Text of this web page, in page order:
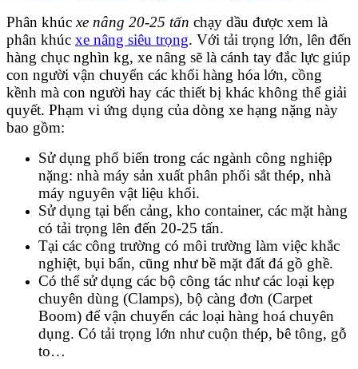
Phân khúc xe nâng 20-25 tấn chạy dầu được xem là
phân khúc xe nâng siêu trọng. Với tải trọng lớn, lên đến
hàng chục nghìn kg, xe nâng sẽ là cánh tay đắc lực giúp
con người vận chuyển các khối hàng hóa lớn, cồng
kềnh mà con người hay các thiết bị khác không thể giải
quyết. Phạm vi ứng dụng của dòng xe hạng nặng này
bao gồm:
Sử dụng phổ biến trong các ngành công nghiệp
nặng: nhà máy sản xuất phân phối sắt thép, nhà
máy nguyên vật liệu khối.
Sử dụng tại bến cảng, kho container, các mặt hàng
có tải trọng lên đến 20-25 tấn.
Tại các công trường có môi trường làm việc khắc
nghiệt, bụi bẩn, cũng như bề mặt đất đá gồ ghề.
Có thể sử dụng các bộ công tác như các loại kẹp
chuyên dùng (Clamps), bộ càng đơn (Carpet
Boom) để vận chuyển các loại hàng hoá chuyên
dụng. Có tải trọng lớn như cuộn thép, bê tông, gỗ
to…